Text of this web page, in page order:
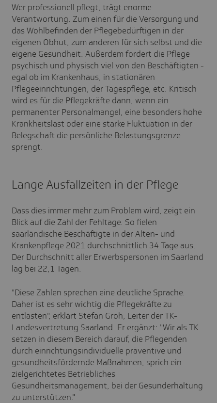
Wer professionell pflegt, trägt enorme
Verantwortung. Zum einen für die Versorgung und
das Wohlbefinden der Pflegebedürftigen in der
eigenen Obhut, zum anderen für sich selbst und die
eigene Gesundheit. Außerdem fordert die Pflege
psychisch und physisch viel von den Beschäftigten -
egal ob im Krankenhaus, in stationären
Pflegeeinrichtungen, der Tagespflege, etc. Kritisch
wird es für die Pflegekräfte dann, wenn ein
permanenter Personalmangel, eine besonders hohe
Krankheitslast oder eine starke Fluktuation in der
Belegschaft die persönliche Belastungsgrenze
sprengt.
Lange Ausfallzeiten in der Pflege
Dass dies immer mehr zum Problem wird, zeigt ein
Blick auf die Zahl der Fehltage. So fielen
saarländische Beschäftigte in der Alten- und
Krankenpflege 2021 durchschnittlich 34 Tage aus.
Der Durchschnitt aller Erwerbspersonen im Saarland
lag bei 22,1 Tagen.
"Diese Zahlen sprechen eine deutliche Sprache.
Daher ist es sehr wichtig die Pflegekräfte zu
entlasten", erklärt Stefan Groh, Leiter der TK-
Landesvertretung Saarland. Er ergänzt: "Wir als TK
setzen in diesem Bereich darauf, die Pflegenden
durch einrichtungsindividuelle präventive und
gesundheitsfördernde Maßnahmen, sprich ein
zielgerichtetes Betriebliches
Gesundheitsmanagement, bei der Gesunderhaltung
zu unterstützen."